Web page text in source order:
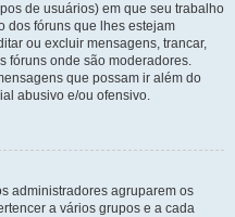
de usuários) em que seu trabalho
dos fóruns que lhes estejam
ou excluir mensagens, trancar,
fóruns onde são moderadores.
que possam ir além do
abusivo e/ou ofensivo.
administradores agruparem os
a vários grupos e a cada